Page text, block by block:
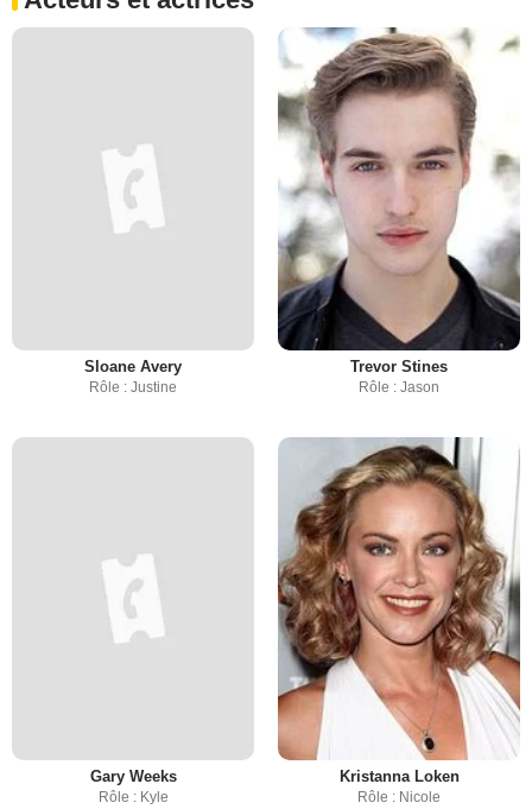
Sloane Avery
Rôle : Justine
Trevor Stines
Rôle : Jason
Gary Weeks
Rôle : Kyle
Kristanna Loken
Rôle : Nicole